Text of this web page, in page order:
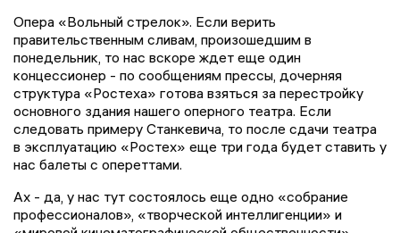
Опера «Вольный стрелок». Если верить
правительственным сливам, произошедшим в
понедельник, то нас вскоре ждет еще один
концессионер - по сообщениям прессы, дочерняя
структура «Ростеха» готова взяться за перестройку
основного здания нашего оперного театра. Если
следовать примеру Станкевича, то после сдачи театра
в эксплуатацию «Ростех» еще три года будет ставить у
нас балеты с опереттами.
Ах - да, у нас тут состоялось еще одно «собрание
профессионалов», «творческой интеллигенции» и